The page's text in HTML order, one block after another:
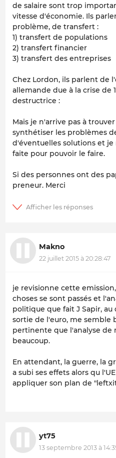
de salaire sont trop
vitesse d'économie. Ils
problème, de transfert :
1) transfert de populations
2) transfert financier
3) transfert des entreprises
Chez Lordon, ils parlent de
allemande due à la crise de
destructrice :
Mais je n'arrive pas à
synthétiser les problèmes
d'éventuelles solutions et je
faite pour pouvoir le faire.
Si des personnes ont des
preneur. Merci
Makno
22 juillet 2015 à 20:28:47
je revisionne cette
choses se sont passés et
politique que fait J Sapir,
sortie de l'euro, me semble
pertinente que l'analyse de
beaucoup.
En attendant, la guerre, la
a subi ses effets alors qu
appliquer son plan de
yt75
13 septembre 2013 à